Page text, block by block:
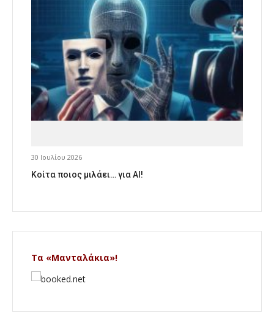
30 Ιουλίου 2026
Κοίτα ποιος μιλάει… για AI!
Τα «Μανταλάκια»!